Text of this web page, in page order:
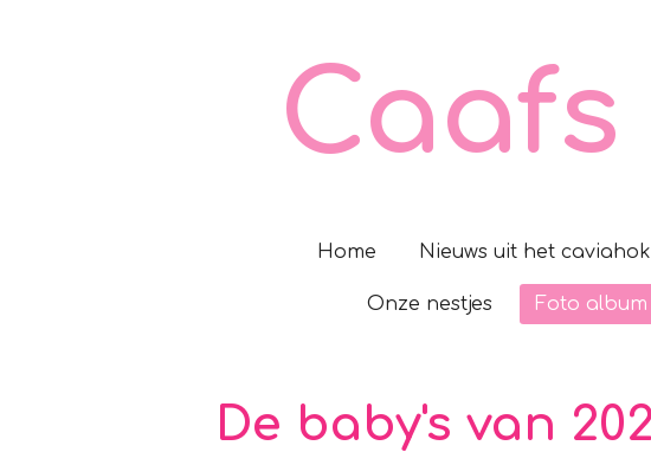
Home Nieuws uit het caviahok
Onze nestjes Foto album
De baby's van